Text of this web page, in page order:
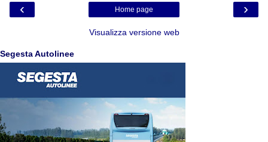
‹ ›
Home page
Visualizza versione web
Segesta Autolinee